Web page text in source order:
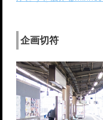
企画切符